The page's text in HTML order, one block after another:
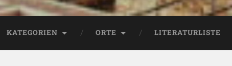
KATEGORIEN ORTE LITERATURLISTE